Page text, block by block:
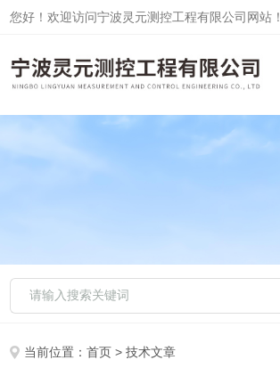
您好！欢迎访问宁波灵元测控工程有限公司网站！
当前位置：首页 > 技术文章